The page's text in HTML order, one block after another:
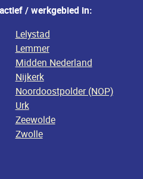
/ werkgebied in:
Lelystad
Lemmer
Midden Nederland
Nijkerk
Noordoostpolder (NOP)
Urk
Zeewolde
Zwolle